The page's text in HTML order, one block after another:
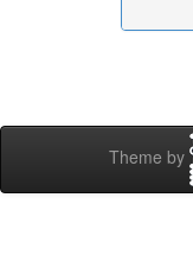
Theme by